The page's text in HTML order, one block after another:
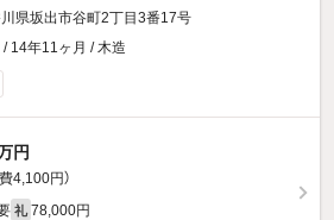
県坂出市谷町2丁目3番17号
/ 14年11ヶ月 / 木造
円
4,100円）
礼 78,000円